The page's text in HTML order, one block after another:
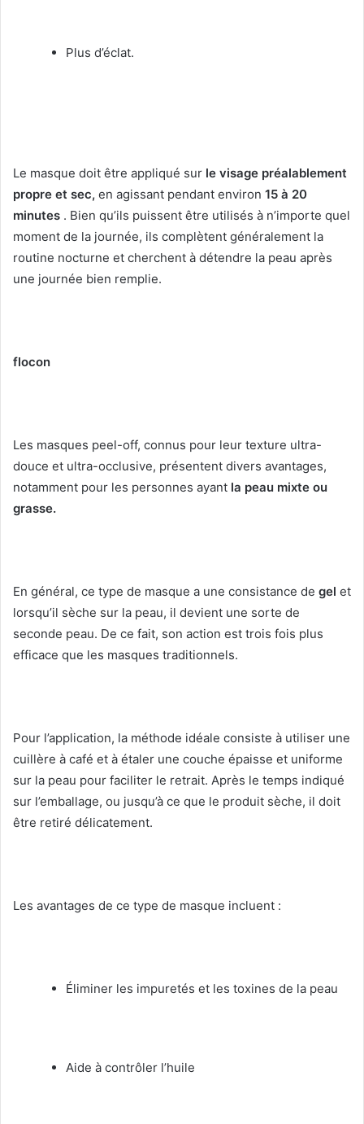
Plus d’éclat.
Le masque doit être appliqué sur le visage préalablement
propre et sec, en agissant pendant environ 15 à 20
minutes . Bien qu’ils puissent être utilisés à n’importe quel
moment de la journée, ils complètent généralement la
routine nocturne et cherchent à détendre la peau après
une journée bien remplie.
flocon
Les masques peel-off, connus pour leur texture ultra-
douce et ultra-occlusive, présentent divers avantages,
notamment pour les personnes ayant la peau mixte ou
grasse.
En général, ce type de masque a une consistance de gel et
lorsqu’il sèche sur la peau, il devient une sorte de
seconde peau. De ce fait, son action est trois fois plus
efficace que les masques traditionnels.
Pour l’application, la méthode idéale consiste à utiliser une
cuillère à café et à étaler une couche épaisse et uniforme
sur la peau pour faciliter le retrait. Après le temps indiqué
sur l’emballage, ou jusqu’à ce que le produit sèche, il doit
être retiré délicatement.
Les avantages de ce type de masque incluent :
Éliminer les impuretés et les toxines de la peau
Aide à contrôler l’huile